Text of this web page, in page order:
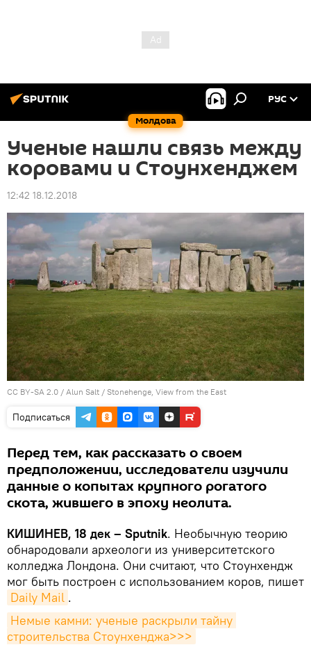
Молдова
РУС
Ученые нашли связь между
коровами и Стоунхенджем
12:42 18.12.2018
CC BY-SA 2.0 / Alun Salt / Stonehenge, View from the East
Подписаться
Перед тем, как рассказать о своем
предположении, исследователи изучили
данные о копытах крупного рогатого
скота, жившего в эпоху неолита.
КИШИНЕВ, 18 дек – Sputnik. Необычную теорию
обнародовали археологи из университетского
колледжа Лондона. Они считают, что Стоунхендж
мог быть построен с использованием коров, пишет
Daily Mail .
Немые камни: ученые раскрыли тайну
строительства Стоунхенджа>>>